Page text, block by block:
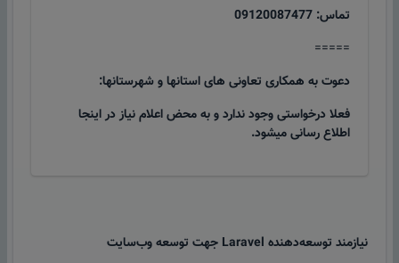
تماس: 09120087477
=====
دعوت به همکاری تعاونی های استانها و شهرستانها:
فعلا درخواستی وجود ندارد و به محض اعلام نیاز در اینجا
اطلاع رسانی میشود.
نیازمند توسعه‌دهنده Laravel جهت توسعه وب‌سایت